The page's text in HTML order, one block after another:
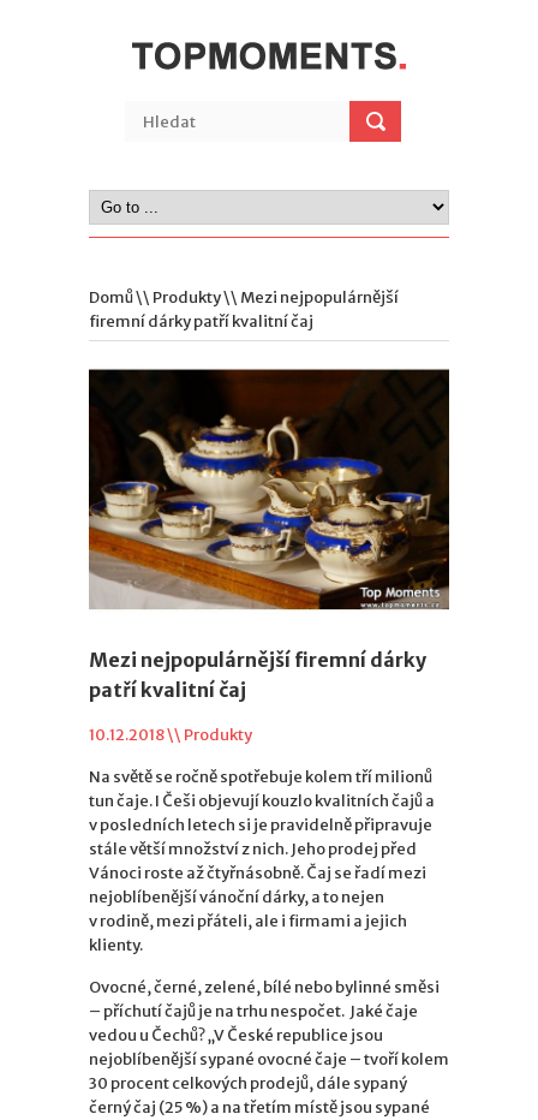
Domů\\ Produkty\\ Mezi nejpopulárnější
firemní dárky patří kvalitní čaj
Mezi nejpopulárnější firemní dárky
patří kvalitní čaj
10.12.2018 \\ Produkty
Na světě se ročně spotřebuje kolem tří milionů
tun čaje. I Češi objevují kouzlo kvalitních čajů a
v posledních letech si je pravidelně připravuje
stále větší množství z nich. Jeho prodej před
Vánoci roste až čtyřnásobně. Čaj se řadí mezi
nejoblíbenější vánoční dárky, a to nejen
v rodině, mezi přáteli, ale i firmami a jejich
klienty.
Ovocné, černé, zelené, bílé nebo bylinné směsi
– příchutí čajů je na trhu nespočet. Jaké čaje
vedou u Čechů? „V České republice jsou
nejoblíbenější sypané ovocné čaje – tvoří kolem
30 procent celkových prodejů, dále sypaný
černý čaj (25 %) a na třetím místě jsou sypané